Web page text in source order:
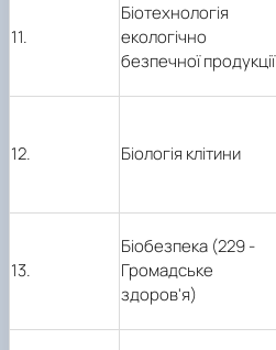
11.
Біотехнологія
екологічно
безпечної продукції
12. Біологія клітини
13.
Біобезпека (229 -
Громадське
здоров'я)